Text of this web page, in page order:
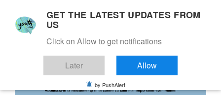
GET THE LATEST UPDATES FROM
US
Click on Allow to get notifications
Later Allow
by PushAlert